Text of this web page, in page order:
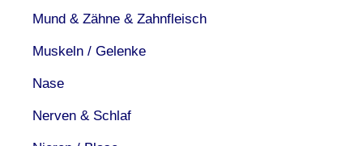
Mund & Zähne & Zahnfleisch
Muskeln / Gelenke
Nase
Nerven & Schlaf